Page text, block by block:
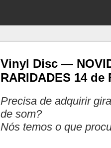
Vinyl Disc —
RARIDADES 14 de
Precisa de adquirir
de som?
Nós temos o que